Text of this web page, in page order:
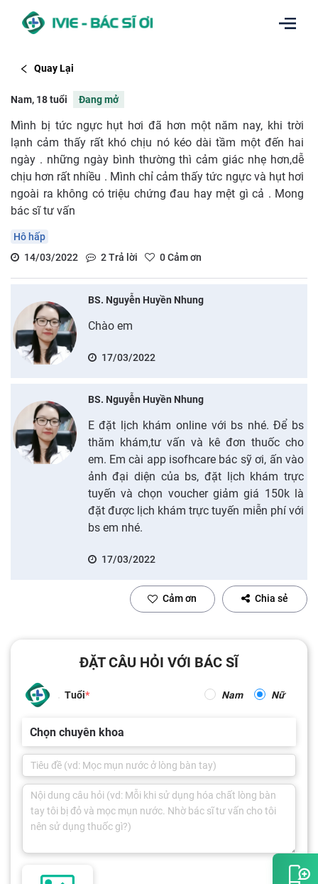
Quay Lại
Nam, 18 tuổi Đang mở
Mình bị tức ngực hụt hơi đã hơn một năm nay, khi trời
lạnh cảm thấy rất khó chịu nó kéo dài tầm một đến hai
ngày . những ngày bình thường thì cảm giác nhẹ hơn,dễ
chịu hơn rất nhiều . Mình chỉ cảm thấy tức ngực và hụt hơi
ngoài ra không có triệu chứng đau hay mệt gì cả . Mong
bác sĩ tư vấn
Hô hấp
14/03/2022
2Trả lời 0Cảm ơn
BS. Nguyễn Huyền Nhung
Chào em
17/03/2022
BS. Nguyễn Huyền Nhung
E đặt lịch khám online với bs nhé. Để bs
thăm khám,tư vấn và kê đơn thuốc cho
em. Em cài app isofhcare bác sỹ ơi, ấn vào
ảnh đại diện của bs, đặt lịch khám trực
tuyến và chọn voucher giảm giá 150k là
đặt được lịch khám trực tuyến miễn phí với
bs em nhé.
17/03/2022
Cảm ơn Chia sẻ
ĐẶT CÂU HỎI VỚI BÁC SĨ
Tuổi Nam Nữ
Chọn chuyên khoa